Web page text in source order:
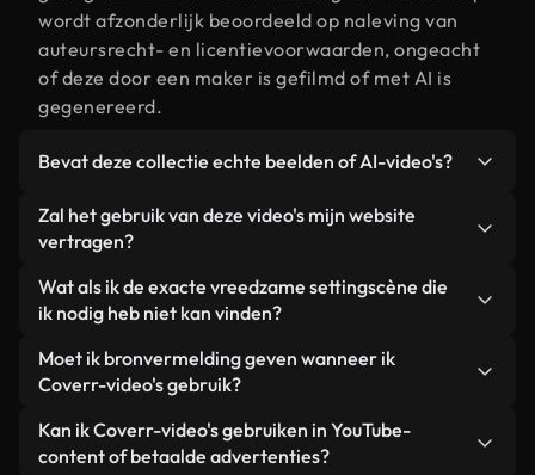
wordt afzonderlijk beoordeeld op naleving van
auteursrecht- en licentievoorwaarden, ongeacht
of deze door een maker is gefilmd of met AI is
gegenereerd.
Bevat deze collectie echte beelden of AI-video's?
Beide. Dit is een hybride bibliotheek die bestaat
uit echte, door mensen gefilmde beelden van
gegenereerde video's. Elke video is duidelijk
gelabeld, zodat je altijd weet wat je gebruikt.
Zal het gebruik van deze video's mijn website
vertragen?
Niet als u voor onze geoptimaliseerde versies
kiest. Wij bieden lichtgewicht, webklare formaten
achtergrond. Zo blijft de kwaliteit hoog, worden de
laadtijden geminimaliseerd en worden
statistieken zoals LCP verbeterd.
Wat als ik de exacte vreedzame settingscène die
ik nodig heb niet kan vinden?
Met Coverr AI Studio maak je direct een video.
Beschrijf de scène – bijvoorbeeld "vreedzame
genereert binnen enkele seconden een
gepersonaliseerde video die voldoet aan onze
Moet ik bronvermelding geven wanneer ik
Coverr-video's gebruik?
Naamsvermelding is niet vereist. Alle video's in
onze stockbibliotheek zijn royaltyvrij en kunnen
Kan ik Coverr-video's gebruiken in YouTube-
content of betaalde advertenties?